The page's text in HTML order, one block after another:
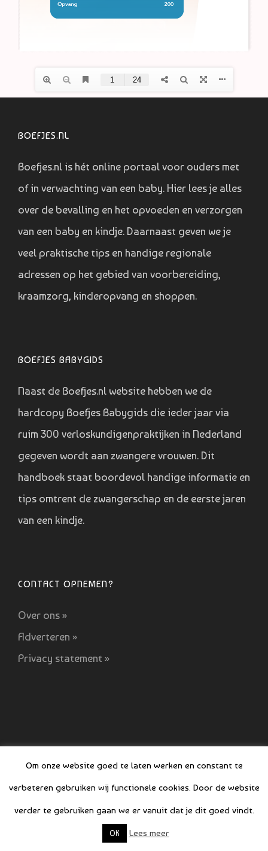
BOEFJES.NL
Boefjes.nl is hét online portaal voor ouders met
of in verwachting van een baby. Hier lees je alles
over de bevalling en het opvoeden en verzorgen
van een baby en kindje. Daarnaast geven we je
veel praktische tips en handige regionale
adressen op het gebied van voorbereiding,
kraamzorg, kinderopvang en shoppen.
BOEFJES BABYGIDS
Naast de Boefjes.nl website hebben we de
hardcopy Boefjes Babygids die ieder jaar via
ruim 300 verloskundigenpraktijken in Nederland
gegeven wordt aan zwangere vrouwen. Dit
handboek staat boordevol handige informatie en
tips omtrent de zwangerschap en de eerste jaren
van een kindje.
CONTACT OPNEMEN?
Over ons »
Adverteren »
Privacy statement »
© COPYRIGHT BOEFJES 2019-2021
Om onze website goed te laten werken en constant te
verbeteren gebruiken wij functionele cookies. Door de website
verder te gebruiken gaan we er vanuit dat je dit goed vindt.
OK Lees meer